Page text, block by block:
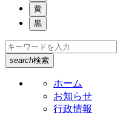
黄
黒
search検索
ホーム
お知らせ
行政情報